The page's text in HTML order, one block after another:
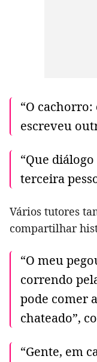
“O cachorro:
escreveu
“Que
terceira
Vários tutores
compartilhar
“O meu
correndo
pode comer
chateado”,
“Gente, em